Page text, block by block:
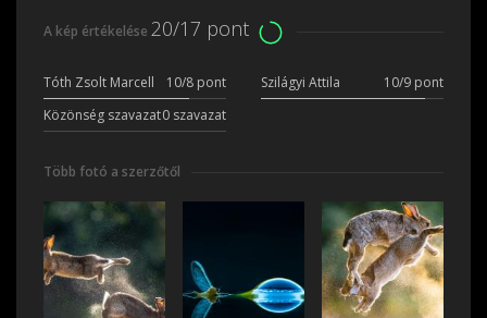
A kép értékelése 20/17 pont
Tóth Zsolt Marcell 10/8 pont Szilágyi Attila
10/9 pont
Közönség szavazat0 szavazat
Több fotó a szerzőtől